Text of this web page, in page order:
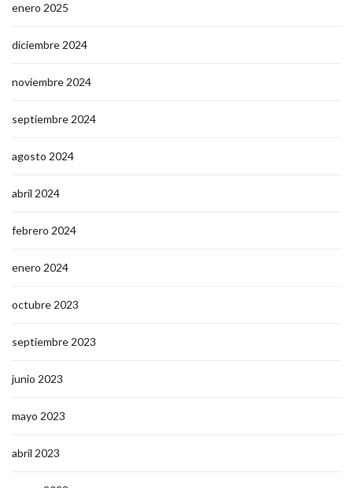
enero 2025
diciembre 2024
noviembre 2024
septiembre 2024
agosto 2024
abril 2024
febrero 2024
enero 2024
octubre 2023
septiembre 2023
junio 2023
mayo 2023
abril 2023